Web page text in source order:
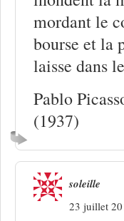
mordant le
bourse et la
laisse dans
Pablo
(1937)
soleille
23 juillet